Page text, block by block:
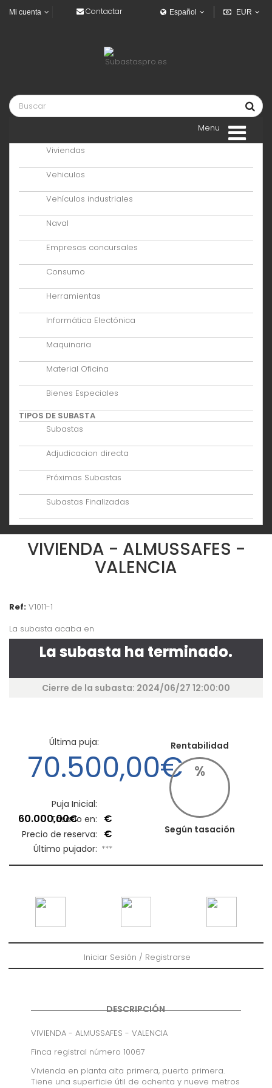
EUR
Español
Mi cuenta Contactar
Menu
Viviendas
Vehiculos
Vehículos industriales
Naval
Empresas concursales
Consumo
Herramientas
Informática Electónica
Maquinaria
Material Oficina
Bienes Especiales
TIPOS DE SUBASTA
Subastas
Adjudicacion directa
Próximas Subastas
Subastas Finalizadas
VIVIENDA - ALMUSSAFES -
VALENCIA
Ref: V1011-1
La subasta acaba en
La subasta ha terminado.
Cierre de la subasta: 2024/06/27 12:00:00
Última puja:
70.500,00€
Puja Inicial:
60.000,00€
Tasado en: €
Precio de reserva: €
Último pujador: ***
Rentabilidad
%
Según tasación
Iniciar Sesión / Registrarse
DESCRIPCIÓN
VIVIENDA - ALMUSSAFES - VALENCIA
Finca registral número 10067
Vivienda en planta alta primera, puerta primera.
Tiene una superficie útil de ochenta y nueve metros